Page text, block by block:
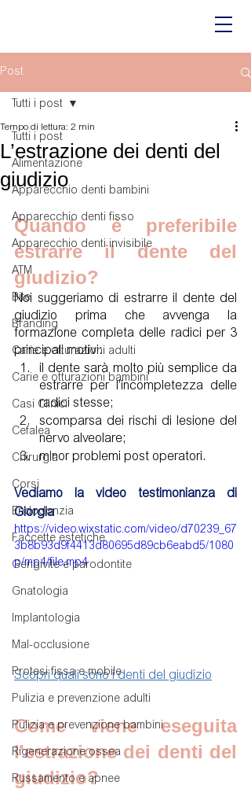
Post
Tutti i post
Alimentazione
Apparecchio denti bambini
Apparecchio denti fisso
Apparecchio denti invisibile
ATM
Bite
Branding
Carie e otturazioni adulti
Carie e otturazioni bambini
Casi Clinici
Cefalea
Chirurgia
Corsi
Endodonzia
Faccette estetiche
Gengivite e parodontite
Gnatologia
Implantologia
Mal-occlusione
Protesi fissa e mobile
Pulizia e prevenzione adulti
Pulizia e prevenzione bambini
Rigenerazione ossea
Russamento e apnee
Tutti i post
L’estrazione dei denti del
giudizio
Tempo di lettura: 2 min
Quando è preferibile
estrarre il dente del
giudizio?
Noi suggeriamo di estrarre il dente del
giudizio prima che avvenga la
formazione completa delle radici per 3
principali motivi:
il dente sarà molto più semplice da
estrarre per l’incompletezza delle
radici stesse;
scomparsa dei rischi di lesione del
nervo alveolare;
minor problemi post operatori.
Vediamo la video testimonianza di
Giorgia
https://video.wixstatic.com/video/d70239_67
3b8b93d9f4413d80695d89cb6eabd5/1080
p/mp4/file.mp4
Scopri quali sono i denti del giudizio
Come viene eseguita
l'estrazione dei denti del
giudizio?